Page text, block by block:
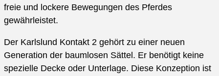
freie und lockere Bewegungen des Pferdes
gewährleistet.
Der Karlslund Kontakt 2 gehört zu einer neuen
Generation der baumlosen Sättel. Er benötigt keine
spezielle Decke oder Unterlage. Diese Konzeption ist